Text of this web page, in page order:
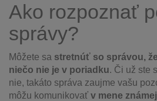
Ako rozpoznať
správy?
Môžete sa stretnúť so správou,
niečo nie je v poriadku. Či už ste
nie, takáto správa zaujme vašu
môžu komunikovať v mene